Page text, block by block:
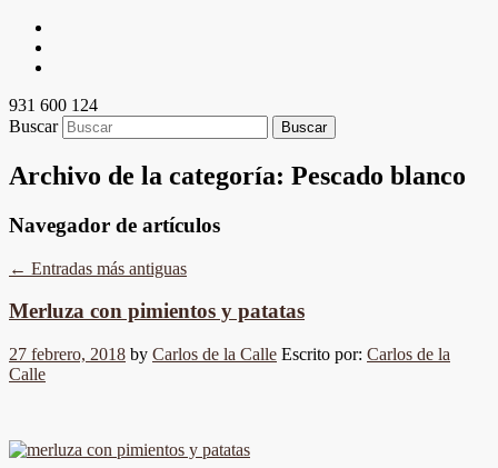
931 600 124
Buscar
Archivo de la categoría: Pescado blanco
Navegador de artículos
← Entradas más antiguas
Merluza con pimientos y patatas
27 febrero, 2018 by Carlos de la Calle Escrito por: Carlos de la
Calle